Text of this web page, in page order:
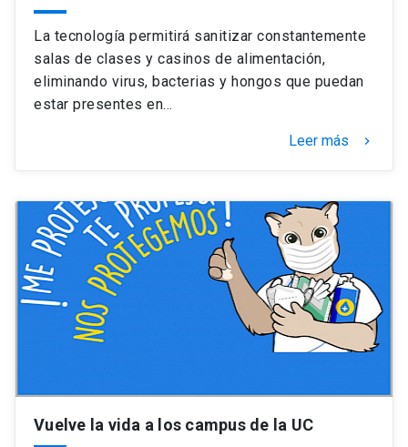
Alumni launch
Padres y familia
Mi Cuenta UC
Correo UC launch
La tecnología permitirá sanitizar constantemente
salas de clases y casinos de alimentación,
eliminando virus, bacterias y hongos que puedan
estar presentes en…
Leer más keyboard_arrow_right
Vuelve la vida a los campus de la UC